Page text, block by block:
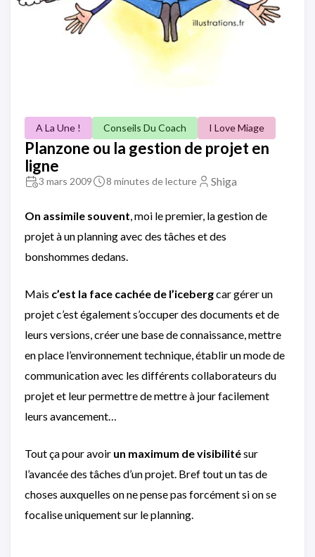
A La Une ! Conseils Du Coach I Love Miage
Planzone ou la gestion de projet en
ligne
3 mars 2009 8 minutes de lecture Shiga
On assimile souvent, moi le premier, la gestion de
projet à un planning avec des tâches et des
bonshommes dedans.
Mais c’est la face cachée de l’icebergcar gérer un
projet c’est également s’occuper des documents et de
leurs versions, créer une base de connaissance, mettre
en place l’environnement technique, établir un mode de
communication avec les différents collaborateurs du
projet et leur permettre de mettre à jour facilement
leurs avancement…
Tout ça pour avoir un maximum de visibilitésur
l’avancée des tâches d’un projet. Bref tout un tas de
choses auxquelles on ne pense pas forcément si on se
focalise uniquement sur le planning.